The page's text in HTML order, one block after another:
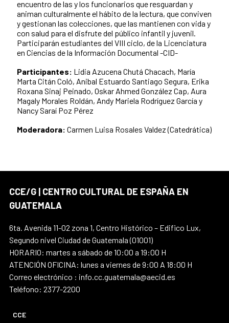
encuentro de las y los funcionarios que resguardan y
animan culturalmente el hábito de la lectura, que conviven
y gestionan las colecciones, que las mantienen con vida y
con salud para el disfrute del público infantil y juvenil.
Participarán estudiantes del VIII ciclo, de la Licenciatura
en Ciencias de la Información Documental -CID-
Participantes: Lidia Azucena Chutá Chacach, María
Marta Citán Coló, Anibal Estuardo Santiago Segura, Erika
Roxana Sinaj Peinado, Oskar Ahmed González Cap, Aura
Magaly Morales Roldán, Andy Mariela Rodríguez García y
Nancy Saraí Poz Pérez
Moderadora: Carmen Luisa Rosales Valdez (Catedrática)
CCE/G | CENTRO CULTURAL DE ESPAÑA EN
GUATEMALA
6ta. Avenida 11-02 zona 1, Centro Histórico – Edifico Lux,
Segundo nivel Ciudad de Guatemala (01001)
HORARIO: martes a sábado de 10:00 a 19:00 H
ATENCIÓN OFICINA: lunes a viernes de 9:00 A 18:00 H
Correo electrónico : info.cc.guatemala@aecid.es
Teléfono: 2377-2200
CCE